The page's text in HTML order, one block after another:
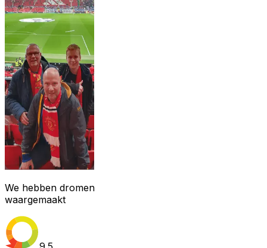
We hebben dromen
waargemaakt